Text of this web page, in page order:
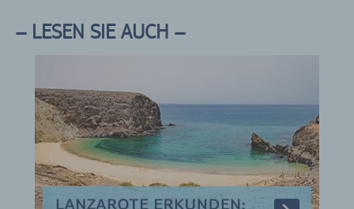
– LESEN SIE AUCH –